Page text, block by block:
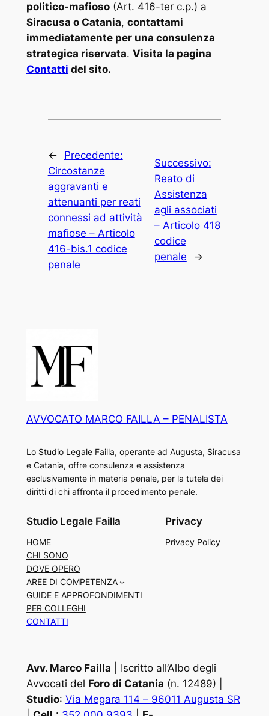
politico-mafioso(Art. 416-ter c.p.) a
Siracusa o Catania, contattami
immediatamente per una consulenza
strategica riservata. Visita la pagina
Contatti del sito.
←
Precedente:
Circostanze
aggravanti e
attenuanti per reati
connessi ad attività
mafiose – Articolo
416-bis.1 codice
penale
Successivo:
Reato di
Assistenza
agli associati
– Articolo 418
codice
penale
→
AVVOCATO MARCO FAILLA – PENALISTA
Lo Studio Legale Failla, operante ad Augusta, Siracusa
e Catania, offre consulenza e assistenza
esclusivamente in materia penale, per la tutela dei
diritti di chi affronta il procedimento penale.
Studio Legale Failla
HOME
CHI SONO
DOVE OPERO
AREE DI COMPETENZA
GUIDE E APPROFONDIMENTI
PER COLLEGHI
CONTATTI
Privacy
Privacy Policy
Avv. Marco Failla | Iscritto all’Albo degli
Avvocati del Foro di Catania (n. 12489) |
Studio: Via Megara 114 – 96011 Augusta SR